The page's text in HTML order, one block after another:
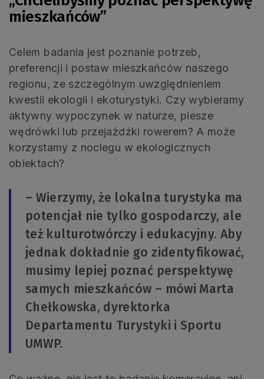
mieszkańców”
Celem badania jest poznanie potrzeb,
preferencji i postaw mieszkańców naszego
regionu, ze szczególnym uwzględnieniem
kwestii ekologii i ekoturystyki. Czy wybieramy
aktywny wypoczynek w naturze, piesze
wędrówki lub przejażdżki rowerem? A może
korzystamy z noclegu w ekologicznych
obiektach?
– Wierzymy, że lokalna turystyka ma
potencjał nie tylko gospodarczy, ale
też kulturotwórczy i edukacyjny. Aby
jednak dokładnie go zidentyfikować,
musimy lepiej poznać perspektywę
samych mieszkańców – mówi Marta
Chełkowska, dyrektorka
Departamentu Turystyki i Sportu
UMWP.